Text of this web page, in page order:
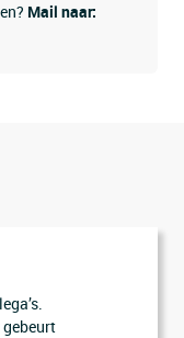
Mail naar: